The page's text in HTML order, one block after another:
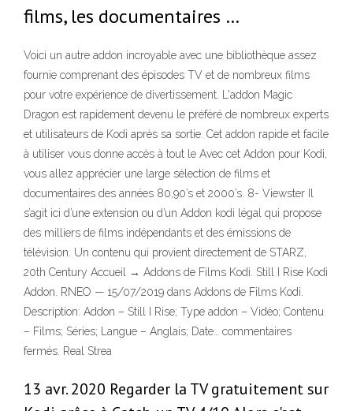
films, les documentaires …
Voici un autre addon incroyable avec une bibliothèque assez
fournie comprenant des épisodes TV et de nombreux films
pour votre expérience de divertissement. L'addon Magic
Dragon est rapidement devenu le préféré de nombreux experts
et utilisateurs de Kodi après sa sortie. Cet addon rapide et facile
à utiliser vous donne accès à tout le Avec cet Addon pour Kodi,
vous allez apprécier une large sélection de films et
documentaires des années 80,90’s et 2000’s. 8- Viewster Il
s’agit ici d’une extension ou d’un Addon kodi légal qui propose
des milliers de films indépendants et des émissions de
télévision. Un contenu qui provient directement de STARZ,
20th Century Accueil → Addons de Films Kodi. Still I Rise Kodi
Addon. RNEO — 15/07/2019 dans Addons de Films Kodi.
Description: Addon – Still I Rise; Type addon – Vidéo; Contenu
– Films; Séries; Langue – Anglais; Date… commentaires
fermés. Real Strea
13 avr. 2020 Regarder la TV gratuitement sur